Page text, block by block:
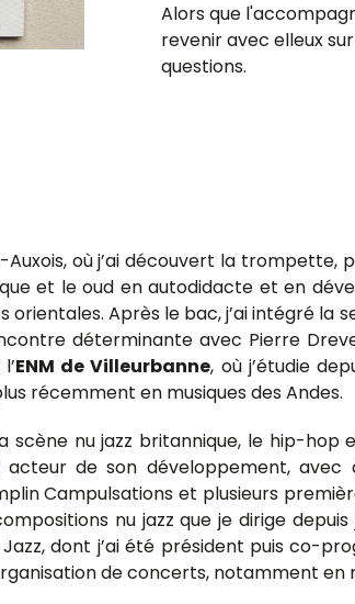
Alors que
revenir avec elleux
questions.
où j’ai découvert la trompette,
et le oud en autodidacte et en
Après le bac, j’ai intégré la
déterminante avec Pierre
ENM de Villeurbanne, où j’étudie
récemment en musiques des Andes.
scène nu jazz britannique, le hip-hop
de son développement, avec
Campulsations et plusieurs
nu jazz que je dirige
dont j’ai été président puis co-
de concerts, notamment en